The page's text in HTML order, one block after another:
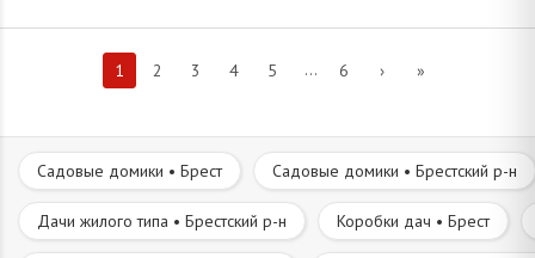
1 2 3 4 5 ... 6 › »
Садовые домики • Брест Садовые домики • Брестский р-н
Дачи жилого типа • Брестский р-н Коробки дач • Брест